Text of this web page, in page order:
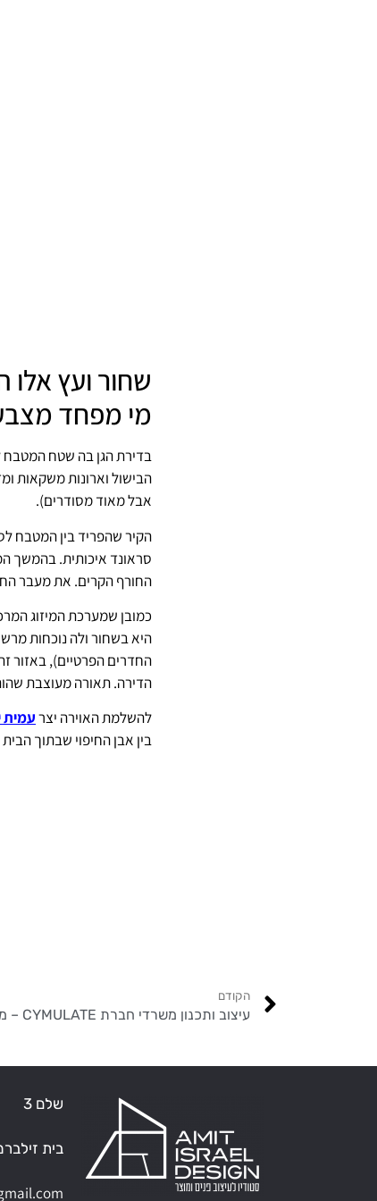
שחור ועץ אלו
מי מפחד
בדירת הגן בה שטח המטבח
הבישול וארונות משקאות
אבל מאוד מסודרים).
הקיר שהפריד בין המטבח
סראונד איכותית. בהמשך
החורף הקרים. את מעבר
כמובן שמערכת המיזוג
החדרים הפרטיים), באזור
הדירה. תאורה מעוצבת
להשלמת האוירה יצרעמית
בין אבן החיפוי שבתוך
הקודם
עיצוב ותכנון משרדי חברת CYMULATE – מגזין העיצוב D+A ספטמבר 2022
שלם 3
בית